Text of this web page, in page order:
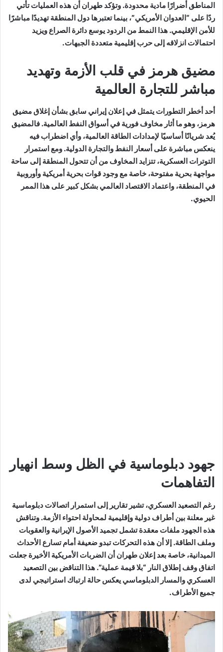
المناطق أضرارًا مادية محدودة. وتؤكد طهران أن هذه العمليات تأتي
ردًا على “العدوان الأمريكي”، بينما تعتبرها دول المنطقة تهديدًا مباشرًا
للأمن الإقليمي. هذا النمط من الردود يوسع دائرة الصراع ويزيد
احتمالات انزلاقه إلى حرب إقليمية متعددة الجبهات.
مضيق هرمز في قلب الأزمة وتهديد
مباشر للتجارة العالمية
أحد أخطر التطورات يتمثل في إعلان إيراني سابق بشأن إغلاق مضيق
هرمز، وهو ما أثار مخاوف فورية في أسواق النفط العالمية. فالمضيق
يُعد شريانًا أساسيًا لإمدادات الطاقة العالمية، وأي اضطراب فيه
ينعكس مباشرة على أسعار النفط والتجارة الدولية. ومع استمرار
التوترات العسكرية، تتزايد المخاوف من أن تتحول المنطقة إلى ساحة
مواجهة بحرية مفتوحة، خاصة مع وجود قوات بحرية أمريكية وأوروبية
في المنطقة، واعتماد الاقتصاد العالمي بشكل كبير على هذا الممر
الحيوي.
جهود دبلوماسية في الظل وسط انهيار
التفاهمات
رغم التصعيد العسكري، تشير تقارير إلى استمرار اتصالات دبلوماسية
غير معلنة بين أطراف دولية وإقليمية لمحاولة احتواء الأزمة. وتناقش
هذه الجهود ملفات معقدة تشمل تجميد الأصول الإيرانية والعقوبات
وملف الطاقة. إلا أن هذه التحركات تبدو ضعيفة أمام تسارع الأحداث
الميدانية، خاصة بعد إعلان طهران أن الضربات الأمريكية الأخيرة جعلت
اتفاق وقف إطلاق النار “بلا قيمة عملية”. هذا التناقض بين التصعيد
العسكري والمسار الدبلوماسي يعكس حالة ارتباك استراتيجي لدى
جميع الأطراف.